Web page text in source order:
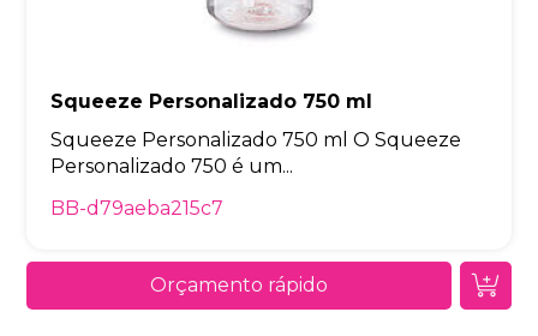
Squeeze Personalizado 750 ml
Squeeze Personalizado 750 ml O Squeeze
Personalizado 750 é um...
BB-d79aeba215c7
Orçamento rápido